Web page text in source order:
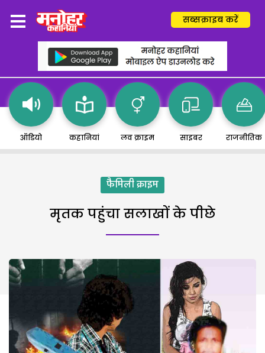
सब्सक्राइब करें
ऑडियो कहानियां लव क्राइम साइबर राजनीतिक
फैमिली क्राइम
मृतक पहुंचा सलाखों के पीछे